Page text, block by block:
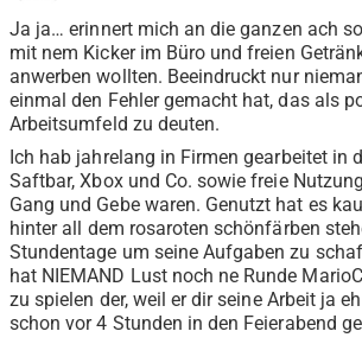
Ja ja… erinnert mich an die ganzen ach
mit nem Kicker im Büro und freien
anwerben wollten. Beeindruckt nur
einmal den Fehler gemacht hat, das als
Arbeitsumfeld zu deuten.
Ich hab jahrelang in Firmen gearbeitet in
Saftbar, Xbox und Co. sowie freie
Gang und Gebe waren. Genutzt hat es
hinter all dem rosaroten schönfärben
Stundentage um seine Aufgaben zu
hat NIEMAND Lust noch ne Runde
zu spielen der, weil er dir seine Arbeit ja
schon vor 4 Stunden in den Feierabend